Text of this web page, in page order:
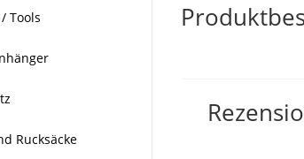
Tools
Rucksäcke